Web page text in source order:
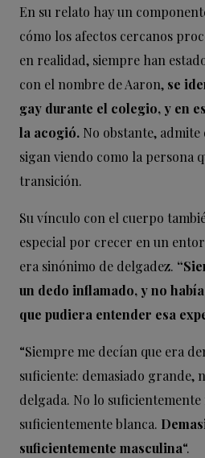
En su relato hay un
cómo los afectos cercanos
en realidad, siempre han
con el nombre de Aaron, se
gay durante el colegio, y en
la acogió. No obstante, admite
sigan viendo como la persona
transición.
Su vínculo con el cuerpo
especial por crecer en un
era sinónimo de delgadez.
un dedo inflamado, y no
que pudiera entender esa
“Siempre me decían que era
suficiente: demasiado grande,
delgada. No lo
suficientemente blanca.
suficientemente masculina“.